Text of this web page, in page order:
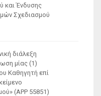
και Ένδυσης
Σχεδιασμού
διάλεξη
μίας (1)
Καθηγητή επί
(ΑΡΡ 55851)